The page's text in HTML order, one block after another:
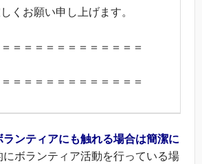
くお願い申し上げます。
＝＝＝＝＝＝＝＝＝＝＝＝
＝＝＝＝＝＝＝＝＝＝＝＝
ンティアにも触れる場合は簡潔に
にボランティア活動を行っている場